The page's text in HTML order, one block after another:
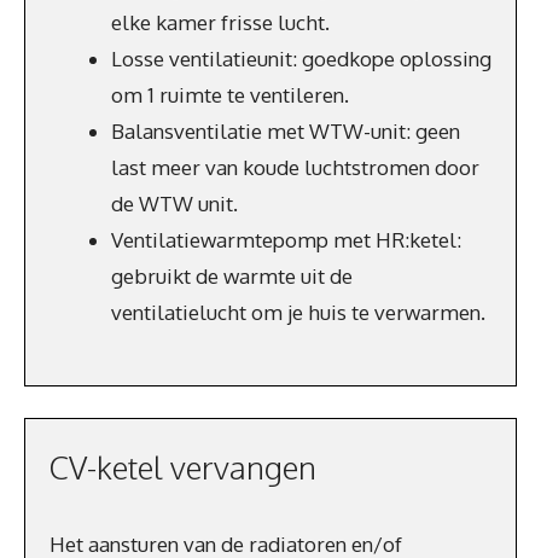
elke kamer frisse lucht.
Losse ventilatieunit: goedkope oplossing
om 1 ruimte te ventileren.
Balansventilatie met WTW-unit: geen
last meer van koude luchtstromen door
de WTW unit.
Ventilatiewarmtepomp met HR:ketel:
gebruikt de warmte uit de
ventilatielucht om je huis te verwarmen.
CV-ketel vervangen
Het aansturen van de radiatoren en/of